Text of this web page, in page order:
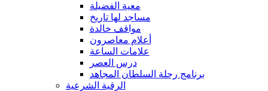
معية الفضيلة
مساجد لها تاريخ
مواقف خالدة
أعلام معاصرون
علامات الساعة
درس العصر
برنامج رحلة السلطان المجاهد
الرقية الشرعية